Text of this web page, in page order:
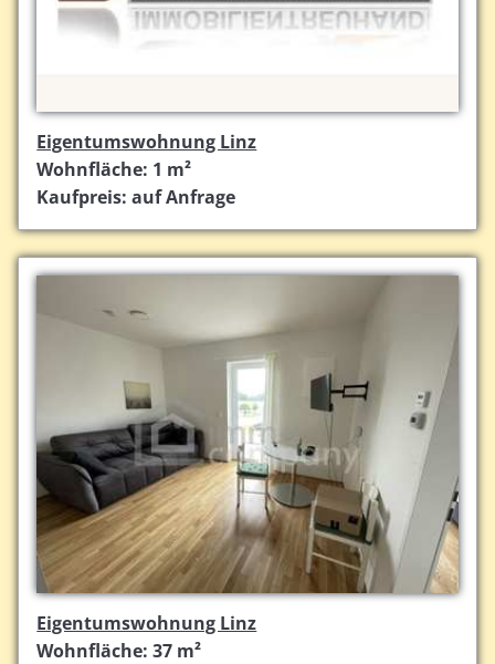
Eigentumswohnung Linz
Wohnfläche: 1 m²
Kaufpreis: auf Anfrage
Eigentumswohnung Linz
Wohnfläche: 37 m²